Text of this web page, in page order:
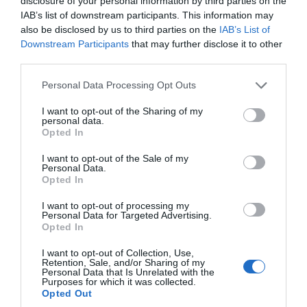
IAB’s list of downstream participants. This information may
also be disclosed by us to third parties on the IAB’s List of
Downstream Participants that may further disclose it to other
Personal Data Processing Opt Outs
I want to opt-out of the Sharing of my
personal data.
Opted In
I want to opt-out of the Sale of my
Personal Data.
Opted In
I want to opt-out of processing my
Personal Data for Targeted Advertising.
Opted In
I want to opt-out of Collection, Use,
Retention, Sale, and/or Sharing of my
Personal Data that Is Unrelated with the
Purposes for which it was collected.
Opted Out
joc és la salut pública, no
pas la celebració d’un
congrés"
Aquests dies estem veient comparèixer aJohn
Hoffman, màxim responsable de l’empresa
organitzadora del MWC, i al conseller Puigneró,
responsable de polítiques digitals del nostre
hauria de ser de les conselleries de Salut i de
Territori i Sostenibilitat, per explicar-nos les
mesures que s’estan prenent en l'àmbit sanitari i
també a les principals infraestructures de
transport del país. Vagin o no al congrés de
mòbils.